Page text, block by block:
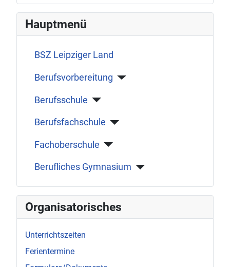
Hauptmenü
BSZ Leipziger Land
Berufsvorbereitung
Berufsschule
Berufsfachschule
Fachoberschule
Berufliches Gymnasium
Organisatorisches
Unterrichtszeiten
Ferientermine